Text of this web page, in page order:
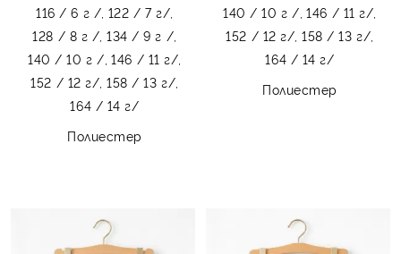
116 / 6 г /, 122 / 7 г/,
128 / 8 г /, 134 / 9 г /,
140 / 10 г /, 146 / 11 г/,
152 / 12 г/, 158 / 13 г/,
164 / 14 г/
Полиестер
140 / 10 г /, 146 / 11 г/,
152 / 12 г/, 158 / 13 г/,
164 / 14 г/
Полиестер